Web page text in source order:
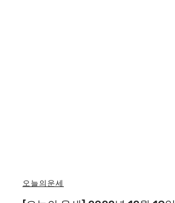
오늘의운세